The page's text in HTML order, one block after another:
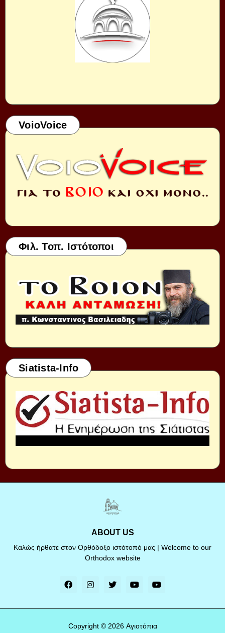
VoioVoice
Φιλ. Τοπ. Ιστότοποι
Siatista-Info
ABOUT US
Καλώς ήρθατε στον Ορθόδοξο ιστότοπό μας | Welcome to our
Orthodox website
Copyright © 2026 Αγιοτόπια